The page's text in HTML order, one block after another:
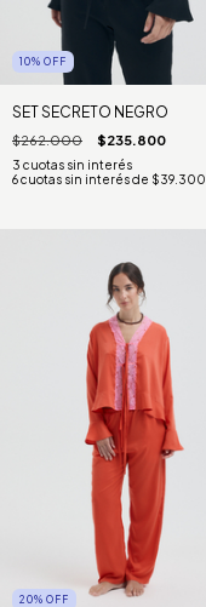
10% OFF
SET SECRETO NEGRO
$262.000 $235.800
6cuotas sin interés de $39.300
20% OFF